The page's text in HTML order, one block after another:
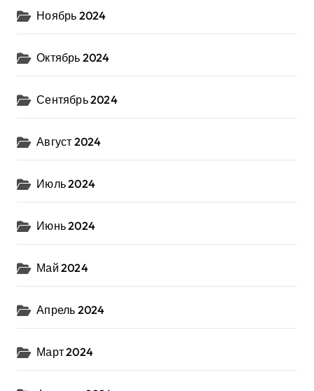
Ноябрь 2024
Октябрь 2024
Сентябрь 2024
Август 2024
Июль 2024
Июнь 2024
Май 2024
Апрель 2024
Март 2024